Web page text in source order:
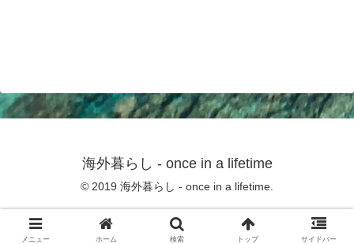
海外暮らし - once in a lifetime
© 2019 海外暮らし - once in a lifetime.
メニュー ホーム 検索 トップ サイドバー